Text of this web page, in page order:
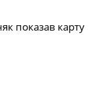
показав карту